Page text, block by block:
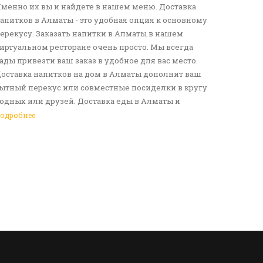
их вы и найдете в нашем меню. Доставка
в Алматы - это удобная опция к основному
Заказать напитки в Алматы в нашем
ресторане очень просто. Мы всегда
привезти ваш заказ в удобное для вас место.
напитков на дом в Алматы дополнит ваш
перекус или совместные посиделки в кругу
или друзей. Доставка еды в Алматы и
напитков сделает ваш день по-